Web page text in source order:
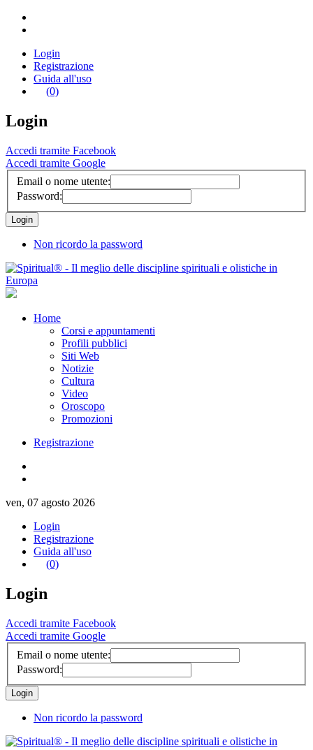
Login
Registrazione
Guida all'uso
(0)
Login
Accedi tramite Facebook
Accedi tramite Google
Email o nome utente:
Password:
Non ricordo la password
Home
Corsi e appuntamenti
Profili pubblici
Siti Web
Notizie
Cultura
Video
Oroscopo
Promozioni
Registrazione
ven, 07 agosto 2026
Login
Registrazione
Guida all'uso
(0)
Login
Accedi tramite Facebook
Accedi tramite Google
Email o nome utente:
Password:
Non ricordo la password